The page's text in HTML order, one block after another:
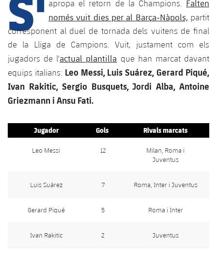
plusicon
més
Instal·lacions
Spotify Camp Nou
Estadi Johan Cruyff
Ciutat Esportiva
La Masia
SUB13
SUB12
SUB11 A
SUB11 B
SUB10 B
SUB9 B
SUB8 A
SUB8 B
SUB13 B
SUB12 C
SUB11 C
Entrades
Gameday Shows
Resultats
Classificacions
Jugadors
Fotos
Base
Barça Atlètic
Cadet A
Cadet B
Infantil A
Infantil B
Campus Estiu
PLUSICON
MÉS
Primer Equip
plusicon
més
Actualitat
Calendari
Entrades
Resultats
Barça Atlètic
plusicon
més
Calendari
Classificació
Actualitat
Cadet A
Cadet B
Infantil A
Actualitat
Calendari
Entrades
Barça Atlètic
Actualitat
Calendari
apropa el retorn de la Champions. Falten
només vuit dies per al Barça-Nàpols, partit
corresponent al duel de tornada dels vuitens de final
de la Lliga de Campions. Vuit, justament com els
jugadors de l'actual plantilla que han marcat davant
equips italians: Leo Messi, Luis Suárez, Gerard Piqué,
Ivan Rakitic, Sergio Busquets, Jordi Alba, Antoine
Griezmann i Ansu Fati.
Jugador Gols Rivals marcats
Leo Messi 12
Milan, Roma i
Juventus
Luis Suárez 7 Roma, Inter i Juventus
Gerard Piqué 5 Roma i Inter
Ivan Rakitic 2 Juventus